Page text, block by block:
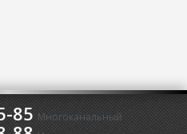
85 Многоканальный